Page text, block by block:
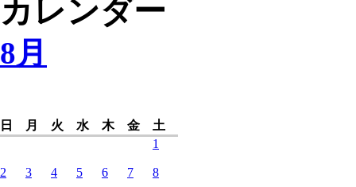
カレンダー
8月
日 月 火 水 木 金
土
1
2 3 4 5 6 7 8